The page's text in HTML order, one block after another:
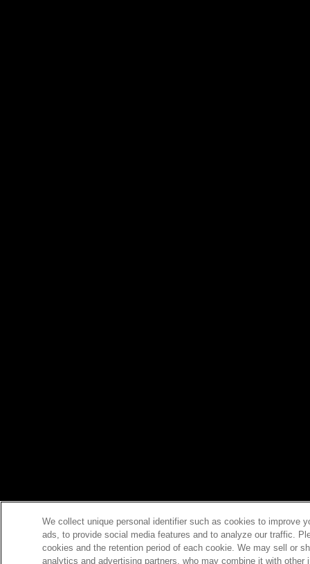
We collect unique personal identifier such as cookies to improve
ads, to provide social media features and to analyze our traffic.
cookies and the retention period of each cookie. We may sell or
analytics and advertising partners, who may combine it with